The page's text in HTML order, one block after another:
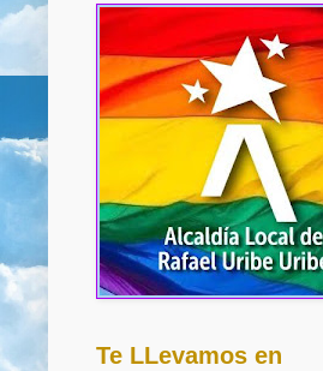
Te LLevamos en